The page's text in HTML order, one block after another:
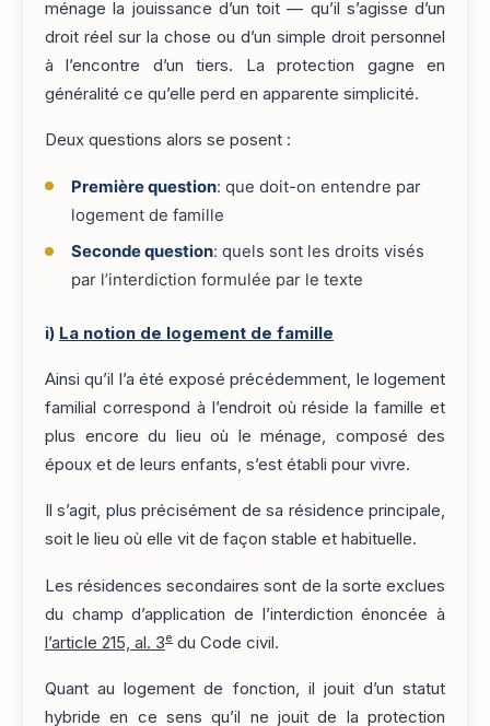
ménage la jouissance d’un toit — qu’il s’agisse d’un
droit réel sur la chose ou d’un simple droit personnel
à l’encontre d’un tiers. La protection gagne en
généralité ce qu’elle perd en apparente simplicité.
Deux questions alors se posent :
Première question: que doit-on entendre par
logement de famille
Seconde question: quels sont les droits visés
par l’interdiction formulée par le texte
i) La notion de logement de famille
Ainsi qu’il l’a été exposé précédemment, le logement
familial correspond à l’endroit où réside la famille et
plus encore du lieu où le ménage, composé des
époux et de leurs enfants, s’est établi pour vivre.
Il s’agit, plus précisément de sa résidence principale,
soit le lieu où elle vit de façon stable et habituelle.
Les résidences secondaires sont de la sorte exclues
du champ d’application de l’interdiction énoncée à
l’article 215, al. 3e du Code civil.
Quant au logement de fonction, il jouit d’un statut
hybride en ce sens qu’il ne jouit de la protection